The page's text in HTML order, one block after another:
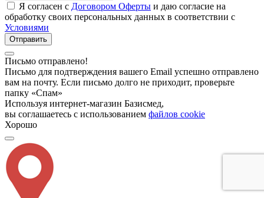
Я согласен с Договором Оферты и даю согласие на
обработку своих персональных данных в соответствии с
Условиями
Отправить
Письмо отправлено!
Письмо для подтверждения вашего Email успешно отправлено
вам на почту. Если письмо долго не приходит, проверьте
папку «Спам»
Используя интернет-магазин Базисмед,
вы соглашаетесь с использованием файлов cookie
Хорошо